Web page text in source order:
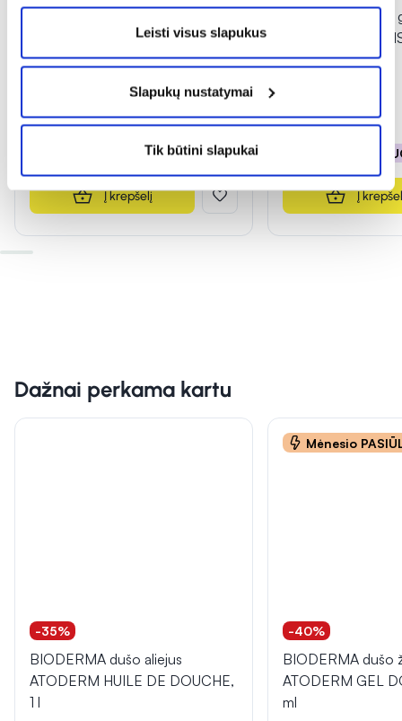
Leisti visus slapukus
Slapukų nustatymai
Tik būtini slapukai
ATODERM INTENSIVE GEL
CREME, 200 ml
Įvertinimas 5.0 iš 5
10,91 € 16,79 €
% PAPILDOMA NUOLAIDA
Į krepšelį
BIODERMA kūno
ATODERM
CREME, 500 ml
15,91 € 24,49 €
% PAPILDOMA
Į
Dažnai perkama kartu
-35%
BIODERMA dušo aliejus
ATODERM HUILE DE DOUCHE,
1 l
Mėnesio
-40%
BIODERMA dušo
ATODERM GEL
ml